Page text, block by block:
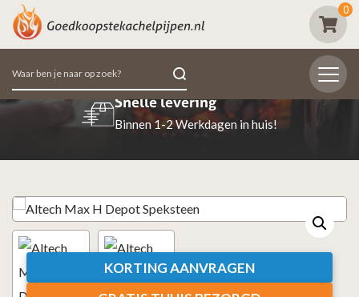
0
Zoeken
naar:
Beoordeeld met een 9.7
98% van de klanten beoordeeld ons positief
KORTING AANVRAGEN